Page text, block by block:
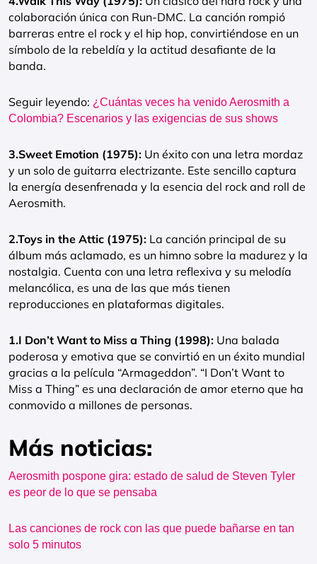
colaboración única con Run-DMC. La canción rompió
barreras entre el rock y el hip hop, convirtiéndose en un
símbolo de la rebeldía y la actitud desafiante de la
banda.
Seguir leyendo: ¿Cuántas veces ha venido Aerosmith a
Colombia? Escenarios y las exigencias de sus shows
3.Sweet Emotion (1975): Un éxito con una letra mordaz
y un solo de guitarra electrizante. Este sencillo captura
la energía desenfrenada y la esencia del rock and roll de
Aerosmith.
2.Toys in the Attic (1975): La canción principal de su
álbum más aclamado, es un himno sobre la madurez y la
nostalgia. Cuenta con una letra reflexiva y su melodía
melancólica, es una de las que más tienen
reproducciones en plataformas digitales.
1.I Don’t Want to Miss a Thing (1998): Una balada
poderosa y emotiva que se convirtió en un éxito mundial
gracias a la película “Armageddon”. “I Don’t Want to
Miss a Thing” es una declaración de amor eterno que ha
conmovido a millones de personas.
Más noticias:
Aerosmith pospone gira: estado de salud de Steven Tyler
es peor de lo que se pensaba
Las canciones de rock con las que puede bañarse en tan
solo 5 minutos